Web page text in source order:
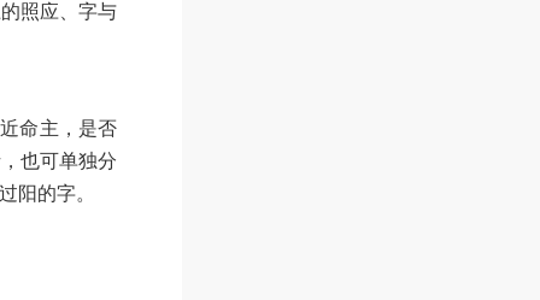
照应、字与
命主，是否
也可单独分
阳的字。